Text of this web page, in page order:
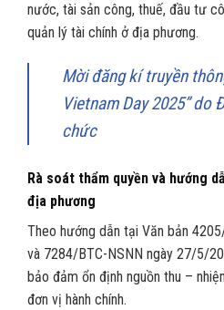
nước, tài sản công, thuế, đầu tư
quản lý tài chính ở địa phương.
Mời đăng kí truyền
Vietnam Day 2025” do
chức
Rà soát thẩm quyền và hướng
địa phương
Theo hướng dẫn tại Văn bản
và 7284/BTC-NSNN ngày 27/5/
bảo đảm ổn định nguồn thu –
đơn vị hành chính.